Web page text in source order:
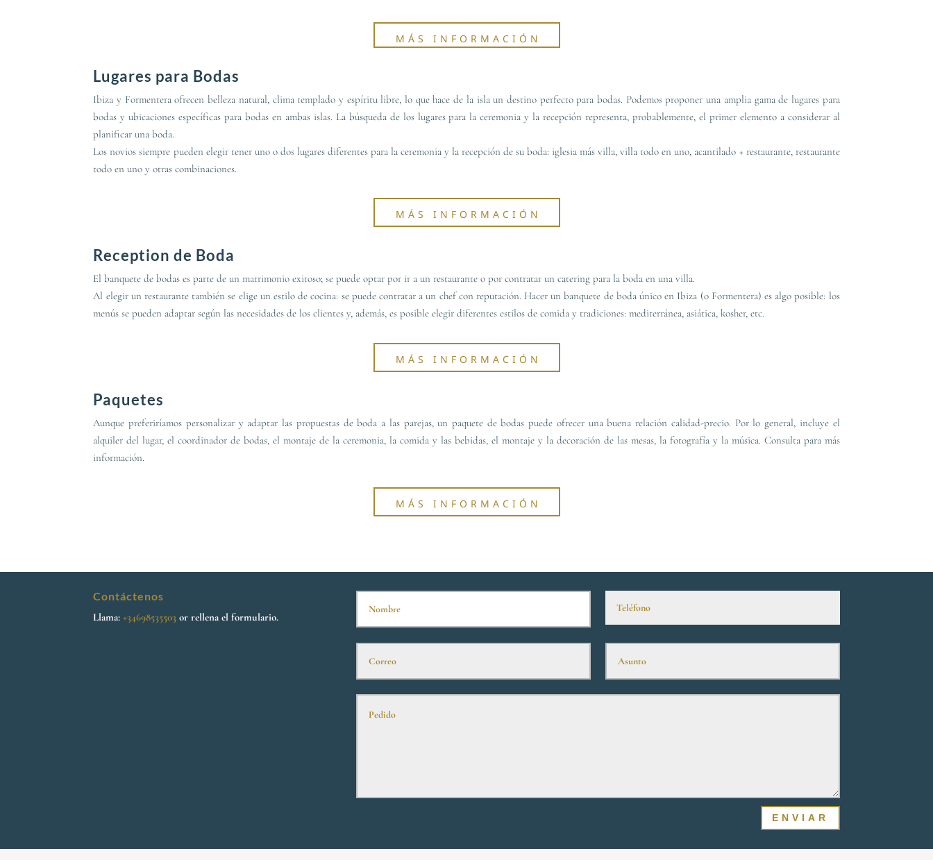
MÁS INFORMACIÓN
Lugares para Bodas
Ibiza y Formentera ofrecen belleza natural, clima templado y espíritu libre, lo que hace de la isla un destino perfecto para bodas. Podemos proponer una amplia gama de lugares para
bodas y ubicaciones específicas para bodas en ambas islas. La búsqueda de los lugares para la ceremonia y la recepción representa, probablemente, el primer elemento a considerar al
planificar una boda.
Los novios siempre pueden elegir tener uno o dos lugares diferentes para la ceremonia y la recepción de su boda: iglesia más villa, villa todo en uno, acantilado + restaurante, restaurante
todo en uno y otras combinaciones.
MÁS INFORMACIÓN
Reception de Boda
El banquete de bodas es parte de un matrimonio exitoso; se puede optar por ir a un restaurante o por contratar un catering para la boda en una villa.
Al elegir un restaurante también se elige un estilo de cocina: se puede contratar a un chef con reputación. Hacer un banquete de boda único en Ibiza (o Formentera) es algo posible: los
menús se pueden adaptar según las necesidades de los clientes y, además, es posible elegir diferentes estilos de comida y tradiciones: mediterránea, asiática, kosher, etc.
MÁS INFORMACIÓN
Paquetes
Aunque preferiríamos personalizar y adaptar las propuestas de boda a las parejas, un paquete de bodas puede ofrecer una buena relación calidad-precio. Por lo general, incluye el
alquiler del lugar, el coordinador de bodas, el montaje de la ceremonia, la comida y las bebidas, el montaje y la decoración de las mesas, la fotografía y la música. Consulta para más
información.
MÁS INFORMACIÓN
Contáctenos
Llama:+34698535503or rellena el formulario.
ENVIAR